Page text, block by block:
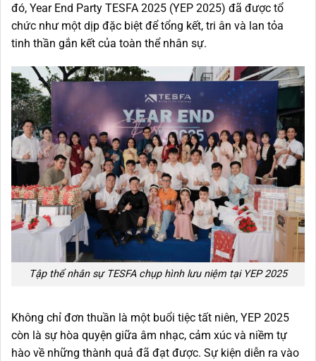
đó, Year End Party TESFA 2025 (YEP 2025) đã được tổ
chức như một dịp đặc biệt để tổng kết, tri ân và lan tỏa
tinh thần gắn kết của toàn thể nhân sự.
Tập thể nhân sự TESFA chụp hình lưu niệm tại YEP 2025
Không chỉ đơn thuần là một buổi tiệc tất niên, YEP 2025
còn là sự hòa quyện giữa âm nhạc, cảm xúc và niềm tự
hào về những thành quả đã đạt được. Sự kiện diễn ra vào